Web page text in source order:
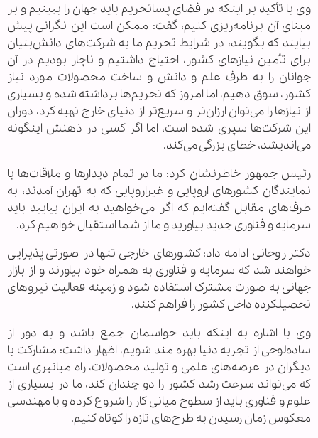
وی با تأکید بر اینکه در فضای پساتحریم باید جهان را ببینیم و بر
مبنای آن برنامه‌ریزی کنیم، گفت: ممکن است این نگرانی پیش
بیایند که بگویند، در شرایط تحریم ما به شرکت‌های دانش‌بنیان
برای تأمین نیازهای کشور، احتیاج داشتیم و ناچار بودیم در آن
جوانان را به طرف علم و دانش و ساخت محصولات مورد نیاز
کشور، سوق دهیم، اما امروز که تحریم‌ها برداشته شده و بسیاری
از نیازها را می‌توان ارزان‌تر و سریع‌تر از دنیای خارج تهیه کرد، دوران
این شرکت‌ها سپری شده است، اما اگر کسی در ذهنش اینگونه
می‌اندیشد، خطای بزرگی می‌کند.
رئیس جمهور خاطرنشان کرد: ما در تمام دیدارها و ملاقات‌ها با
نمایندگان کشورهای اروپایی و غیراروپایی که به تهران آمدند، به
طرف‌های مقابل گفته‌ایم که اگر می‌خواهید به ایران بیایید باید
سرمایه و فناوری جدید بیاورید و ما از شما استقبال خواهیم کرد.
دکتر روحانی ادامه داد: کشورهای خارجی تنها در صورتی پذیرایی
خواهند شد که سرمایه و فناوری به همراه خود بیاورند و از بازار
جهانی به صورت مشترک استفاده شود و زمینه فعالیت نیروهای
تحصیلکرده داخل کشور را فراهم کنند.
وی با اشاره به اینکه باید حواسمان جمع باشد و به دور از
ساده‌لوحی از تجربه دنیا بهره مند شویم، اظهار داشت: مشارکت با
دیگران در عرصه‌های علمی و تولید محصولات، راه میانبری است
که می‌تواند سرعت رشد کشور را دو چندان کند، ما در بسیاری از
علوم و فناوری باید از سطوح میانی کار را شروع کرده و با مهندسی
معکوس زمان رسیدن به طرح‌های تازه را کوتاه کنیم.